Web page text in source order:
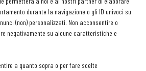
durante la navigazione o gli ID univoci su
(non) personalizzati. Non acconsentire o
negativamente su alcune caratteristiche e
a quanto sopra o per fare scelte
sé per questo argomento. Purtroppo dal
meno i vini invecchiati da poter stappare.
vendemmia 2000 molti produttori hanno